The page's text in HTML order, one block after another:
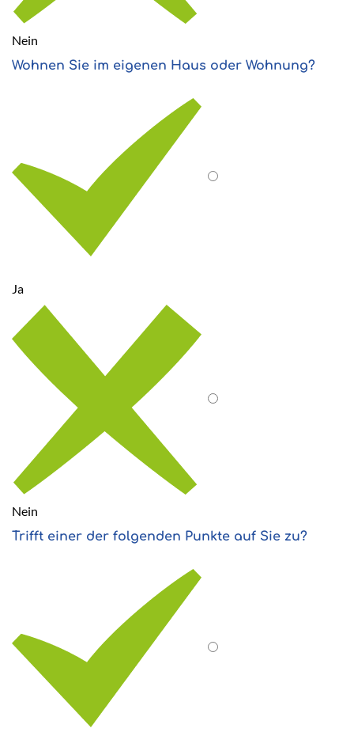
Nein
Wohnen Sie im eigenen Haus oder Wohnung?
Ja
Nein
Trifft einer der folgenden Punkte auf Sie zu?